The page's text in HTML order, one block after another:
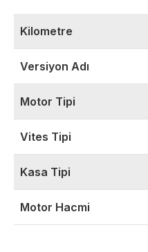
Kilometre
Versiyon Adı
Motor Tipi
Vites Tipi
Kasa Tipi
Motor Hacmi